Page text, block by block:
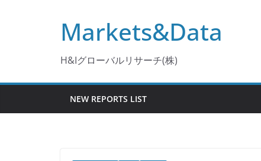
Markets&Data
H&Iグローバルリサーチ(株)
NEW REPORTS LIST